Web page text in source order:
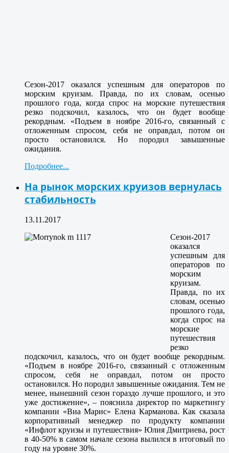
Сезон-2017 оказался успешным для операторов по
морским круизам. Правда, по их словам, осенью
прошлого года, когда спрос на морские путешествия
резко подскочил, казалось, что он будет вообще
рекордным. «Подъем в ноябре 2016-го, связанный с
отложенным спросом, себя не оправдал, потом он
просто остановился. Но породил завышенные
ожидания.
Подробнее...
На рынок морских круизов вернулась
стабильность
13.11.2017
Сезон-2017
оказался
успешным для
операторов по
морским
круизам.
Правда, по их
словам, осенью
прошлого года,
когда спрос на
морские
путешествия
резко
подскочил, казалось, что он будет вообще рекордным.
«Подъем в ноябре 2016-го, связанный с отложенным
спросом, себя не оправдал, потом он просто
остановился. Но породил завышенные ожидания. Тем не
менее, нынешний сезон гораздо лучше прошлого, и это
уже достижение», – пояснила директор по маркетингу
компании «Виа Марис» Елена Карманова. Как сказала
корпоративный менеджер по продукту компании
«Инфлот круизы и путешествия» Юлия Дмитриева, рост
в 40-50% в самом начале сезона вылился в итоговый по
году на уровне 30%.